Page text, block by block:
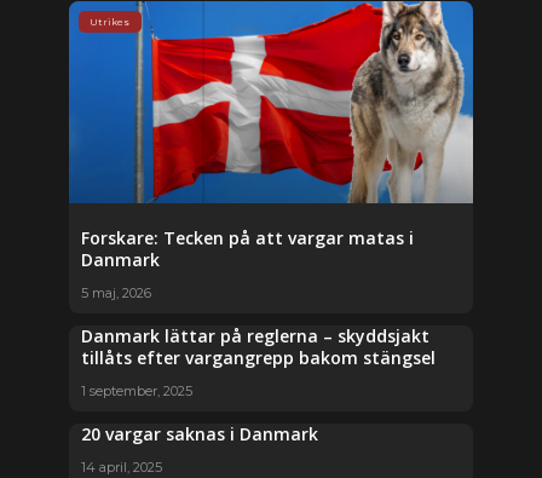
Utrikes
Forskare: Tecken på att vargar matas i
Danmark
5 maj, 2026
Danmark lättar på reglerna – skyddsjakt
tillåts efter vargangrepp bakom stängsel
1 september, 2025
20 vargar saknas i Danmark
14 april, 2025